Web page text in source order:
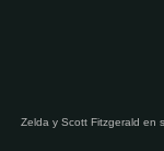
Zelda y Scott Fitzgerald en